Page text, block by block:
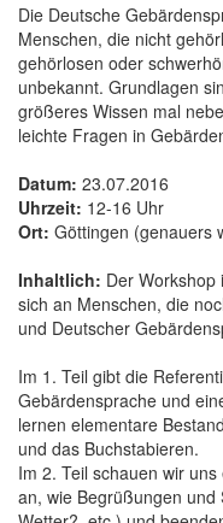
Die Deutsche
Menschen, die nicht
gehörlosen oder
unbekannt. Grundlagen
größeres Wissen mal
leichte Fragen in
Datum: 23.07.2016
Uhrzeit: 12-16 Uhr
Ort: Göttingen (genauers
Inhaltlich: Der
sich an Menschen, die
und Deutscher
Im 1. Teil gibt die
Gebärdensprache und
lernen elementare
und das Buchstabieren.
Im 2. Teil schauen wir
an, wie Begrüßungen und